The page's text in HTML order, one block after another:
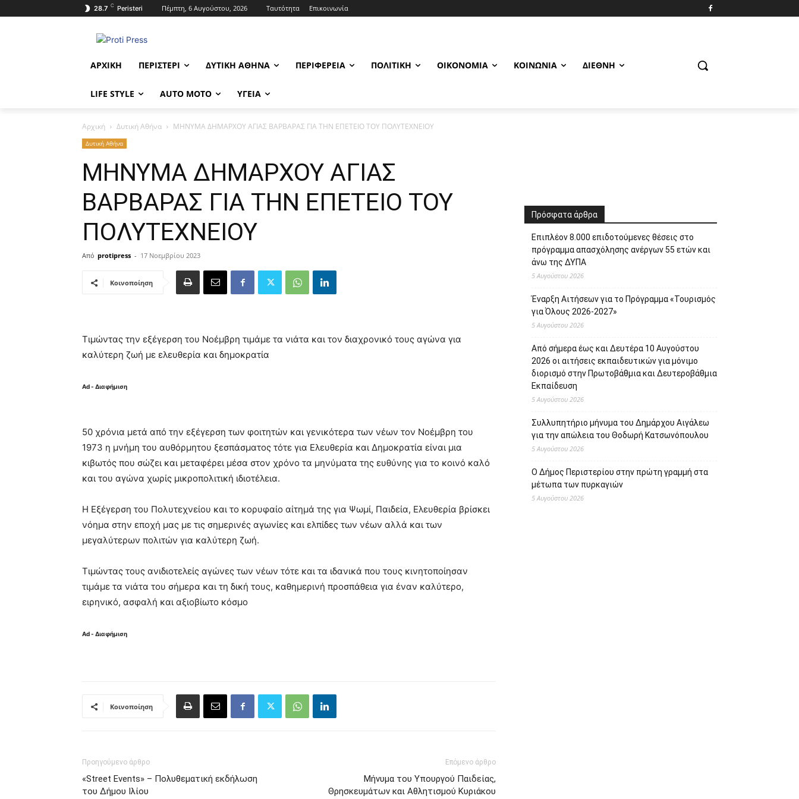
28.7 C Peristeri Πέμπτη, 6 Αυγούστου, 2026 Ταυτότητα Επικοινωνία
ΑΡΧΙΚΉ ΠΕΡΙΣΤΈΡΙ ΔΥΤΙΚΉ ΑΘΉΝΑ ΠΕΡΙΦΈΡΕΙΑ ΠΟΛΙΤΙΚΉ ΟΙΚΟΝΟΜΊΑ ΚΟΙΝΩΝΊΑ ΔΙΕΘΝΉ
LIFE STYLE AUTO MOTO ΥΓΕΊΑ
Αρχική Δυτική Αθήνα ΜΗΝΥΜΑ ΔΗΜΑΡΧΟΥ ΑΓΙΑΣ ΒΑΡΒΑΡΑΣ ΓΙΑ ΤΗΝ ΕΠΕΤΕΙΟ ΤΟΥ ΠΟΛΥΤΕΧΝΕΙΟΥ
Δυτική Αθήνα
ΜΗΝΥΜΑ ΔΗΜΑΡΧΟΥ ΑΓΙΑΣ
ΒΑΡΒΑΡΑΣ ΓΙΑ ΤΗΝ ΕΠΕΤΕΙΟ ΤΟΥ
ΠΟΛΥΤΕΧΝΕΙΟΥ
Από protipress - 17 Νοεμβρίου 2023
Κοινοποίηση
Τιμώντας την εξέγερση του Νοέμβρη τιμάμε τα νιάτα και τον διαχρονικό τους αγώνα για
καλύτερη ζωή με ελευθερία και δημοκρατία
Ad - Διαφήμιση
50 χρόνια μετά από την εξέγερση των φοιτητών και γενικότερα των νέων τον Νοέμβρη του
1973 η μνήμη του αυθόρμητου ξεσπάσματος τότε για Ελευθερία και Δημοκρατία είναι μια
κιβωτός που σώζει και μεταφέρει μέσα στον χρόνο τα μηνύματα της ευθύνης για το κοινό καλό
και του αγώνα χωρίς μικροπολιτική ιδιοτέλεια.
Η Εξέγερση του Πολυτεχνείου και το κορυφαίο αίτημά της για Ψωμί, Παιδεία, Ελευθερία βρίσκει
νόημα στην εποχή μας με τις σημερινές αγωνίες και ελπίδες των νέων αλλά και των
μεγαλύτερων πολιτών για καλύτερη ζωή.
Τιμώντας τους ανιδιοτελείς αγώνες των νέων τότε και τα ιδανικά που τους κινητοποίησαν
τιμάμε τα νιάτα του σήμερα και τη δική τους, καθημερινή προσπάθεια για έναν καλύτερο,
ειρηνικό, ασφαλή και αξιοβίωτο κόσμο
Ad - Διαφήμιση
Κοινοποίηση
Προηγούμενο άρθρο
«Street Events» – Πολυθεματική εκδήλωση
του Δήμου Ιλίου
Επόμενο άρθρο
Μήνυμα του Υπουργού Παιδείας,
Θρησκευμάτων και Αθλητισμού Κυριάκου
Πρόσφατα άρθρα
Επιπλέον 8.000 επιδοτούμενες θέσεις στο
πρόγραμμα απασχόλησης ανέργων 55 ετών και
άνω της ΔΥΠΑ
5 Αυγούστου 2026
Έναρξη Αιτήσεων για το Πρόγραμμα «Τουρισμός
για Όλους 2026-2027»
5 Αυγούστου 2026
Από σήμερα έως και Δευτέρα 10 Αυγούστου
2026 οι αιτήσεις εκπαιδευτικών για μόνιμο
διορισμό στην Πρωτοβάθμια και Δευτεροβάθμια
Εκπαίδευση
5 Αυγούστου 2026
Συλλυπητήριο μήνυμα του Δημάρχου Αιγάλεω
για την απώλεια του Θοδωρή Κατσωνόπουλου
5 Αυγούστου 2026
Ο Δήμος Περιστερίου στην πρώτη γραμμή στα
μέτωπα των πυρκαγιών
5 Αυγούστου 2026